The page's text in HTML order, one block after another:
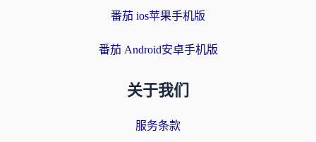
番茄 ios苹果手机版
番茄 Android安卓手机版
关于我们
服务条款